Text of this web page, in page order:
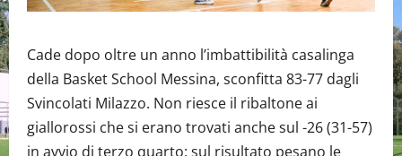
Cade dopo oltre un anno l’imbattibilità casalinga
della Basket School Messina, sconfitta 83-77 dagli
Svincolati Milazzo. Non riesce il ribaltone ai
giallorossi che si erano trovati anche sul -26 (31-57)
in avvio di terzo quarto: sul risultato pesano le